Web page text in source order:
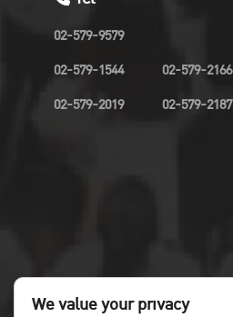
02-579-9579
02-579-1544
02-579-2019
02-579-2166
02-579-2187
We value your privacy